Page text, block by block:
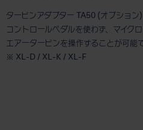
タービンアダプター TA50 (オプショ
コントロールペダルを使わず、マイク
エアータービンを操作することが可能で
※ XL-D / XL-K / XL-F